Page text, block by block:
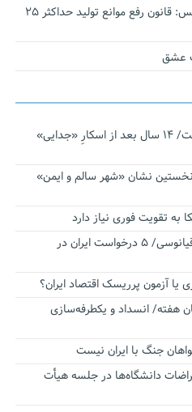
سخنگوی کمیسیون اقتصادی مجلس: قانون رفع موانع تولید حداکثر ۲۵
عشق
نجات‌دهنده‌ همچنان در آیینه است/ ۱۴ سال بعد از اسکارِ «جدایی»
نشان «شهر سالم و ایمن»
تقویت فوری نیاز دارد
اقتدار ناوگروه ۱۰۳ در مأموریت‌ اقیانوسی/ ۵ درخواست ایران در
یا آزمون پرریسک اقتصاد ایران؟
هفته/ انسداد و یکطرفه‌سازی
جنگ با ایران نیست
دانشگاه‌ها در جلسه هیأت